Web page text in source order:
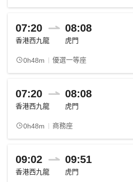
07:20 08:08
香港西九龍 虎門
0h48m 優選一等座
07:20 08:08
香港西九龍 虎門
0h48m 商務座
09:02 09:51
香港西九龍 虎門